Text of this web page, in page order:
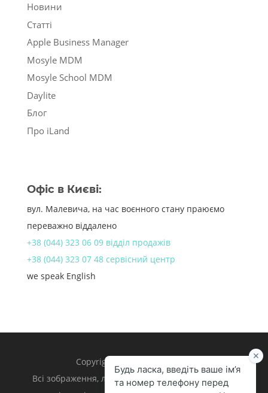
Новини
Статті
Apple Business Manager
Mosyle MDM
Mosyle School MDM
Daylite
Блог
Про iLand
Офіс в Києві:
вул. Малевича, на час воєнного стану праюємо
переважно віддалено
+38 (044) 323 06 09 відділ продажів
+38 (044) 323 07 48 сервісний центр
we speak English
Copyright 1998 – 2024 iLand.
Всі зображення, логотипи та торгівельні марки є